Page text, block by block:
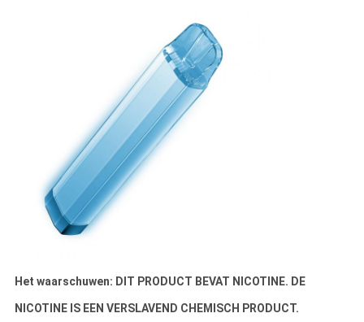
Het waarschuwen: DIT PRODUCT BEVAT NICOTINE. DE
NICOTINE IS EEN VERSLAVEND CHEMISCH PRODUCT.